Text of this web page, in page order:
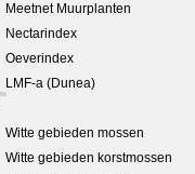
Meetnet Muurplanten
Nectarindex
Oeverindex
LMF-a (Dunea)
Witte gebieden mossen
Witte gebieden korstmossen